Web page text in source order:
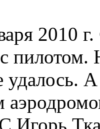
2010
Игорь